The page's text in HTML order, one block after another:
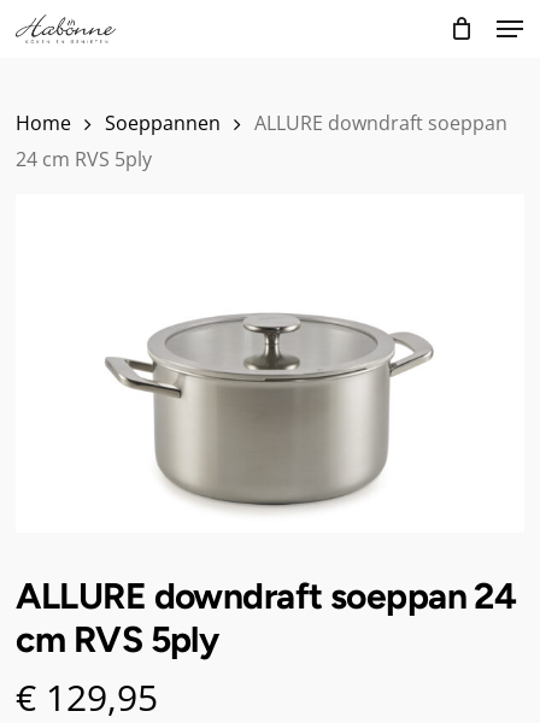
Skip
to
Home Soeppannen
ALLURE downdraft soeppan
24 cm RVS 5ply
ALLURE downdraft soeppan 24
cm RVS 5ply
€ 129,95